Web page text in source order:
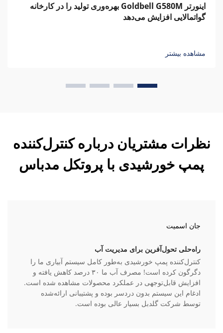
اینورتر Goldbell G580M بهره‌وری تولید را در کارخانه
گواتمالایی افزایش می‌دهد
مشاهده بیشتر
نظرات مشتریان درباره کنترل‌کننده
پمپ خورشیدی با پروتکل مدباس
جان اسمیت
راه‌حلی تحول‌آفرین برای مدیریت آب
کنترل‌کننده پمپ خورشیدی به‌طور کامل سیستم آبیاری ما را
دگرگون کرده است! مصرف آب ما ۳۰ درصد کاهش یافته و
افزایش قابل‌توجهی در عملکرد محصولات مشاهده شده است.
ادغام این سیستم بدون دردسر بوده و پشتیبانی ارائه‌شده
توسط شرکت گلدبل بسیار عالی بوده است.